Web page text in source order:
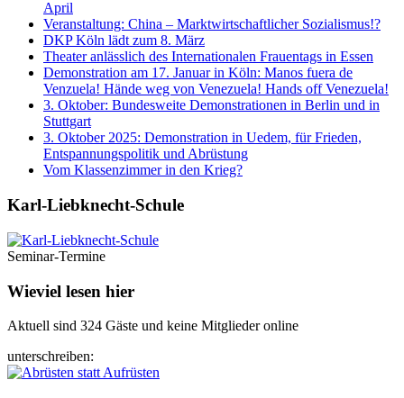
April
Veranstaltung: China – Marktwirtschaftlicher Sozialismus!?
DKP Köln lädt zum 8. März
Theater anlässlich des Internationalen Frauentags in Essen
Demonstration am 17. Januar in Köln: Manos fuera de
Venzuela! Hände weg von Venezuela! Hands off Venezuela!
3. Oktober: Bundesweite Demonstrationen in Berlin und in
Stuttgart
3. Oktober 2025: Demonstration in Uedem, für Frieden,
Entspannungspolitik und Abrüstung
Vom Klassenzimmer in den Krieg?
Karl-Liebknecht-­Schule
Seminar-Termine
Wieviel lesen hier
Aktuell sind 324 Gäste und keine Mitglieder online
unterschreiben: